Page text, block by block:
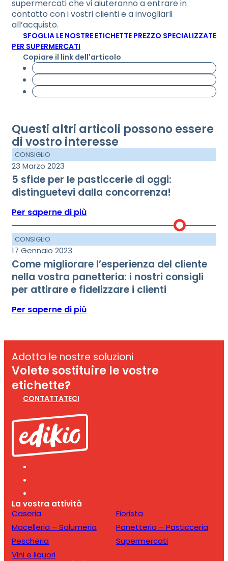
supermercati che vi aiuteranno a entrare in
contatto con i vostri clienti e a invogliarli
all’acquisto.
SFOGLIA LE NOSTRE ETICHETTE PREZZO SPECIALIZZATE
PER SUPERMERCATI
Copiare il link dell'articolo
Questi altri articoli possono essere
di vostro interesse
CONSIGLIO
23 Marzo 2023
5 sfide per le pasticcerie di oggi:
distinguetevi dalla concorrenza!
Per saperne di più
CONSIGLIO
17 Gennaio 2023
Come migliorare l’esperienza del cliente
nella vostra panetteria: i nostri consigli
per attirare e fidelizzare i clienti
Per saperne di più
Adotta le nostre soluzioni
Volete sostituire le vostre
etichette?
CONTATTATECI
La vostra attività
Caseria
Fiorista
Macelleria – Salumeria
Panetteria – Pasticceria
Pescheria
Supermercati
Vini e liquori